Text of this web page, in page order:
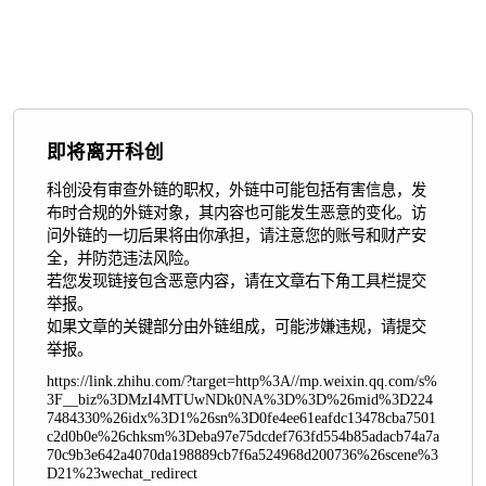
即将离开科创
科创没有审查外链的职权，外链中可能包括有害信息，发
布时合规的外链对象，其内容也可能发生恶意的变化。访
问外链的一切后果将由你承担，请注意您的账号和财产安
全，并防范违法风险。
若您发现链接包含恶意内容，请在文章右下角工具栏提交
举报。
如果文章的关键部分由外链组成，可能涉嫌违规，请提交
举报。
https://link.zhihu.com/?target=http%3A//mp.weixin.qq.com/s%
3F__biz%3DMzI4MTUwNDk0NA%3D%3D%26mid%3D224
7484330%26idx%3D1%26sn%3D0fe4ee61eafdc13478cba7501
c2d0b0e%26chksm%3Deba97e75dcdef763fd554b85adacb74a7a
70c9b3e642a4070da198889cb7f6a524968d200736%26scene%3
D21%23wechat_redirect